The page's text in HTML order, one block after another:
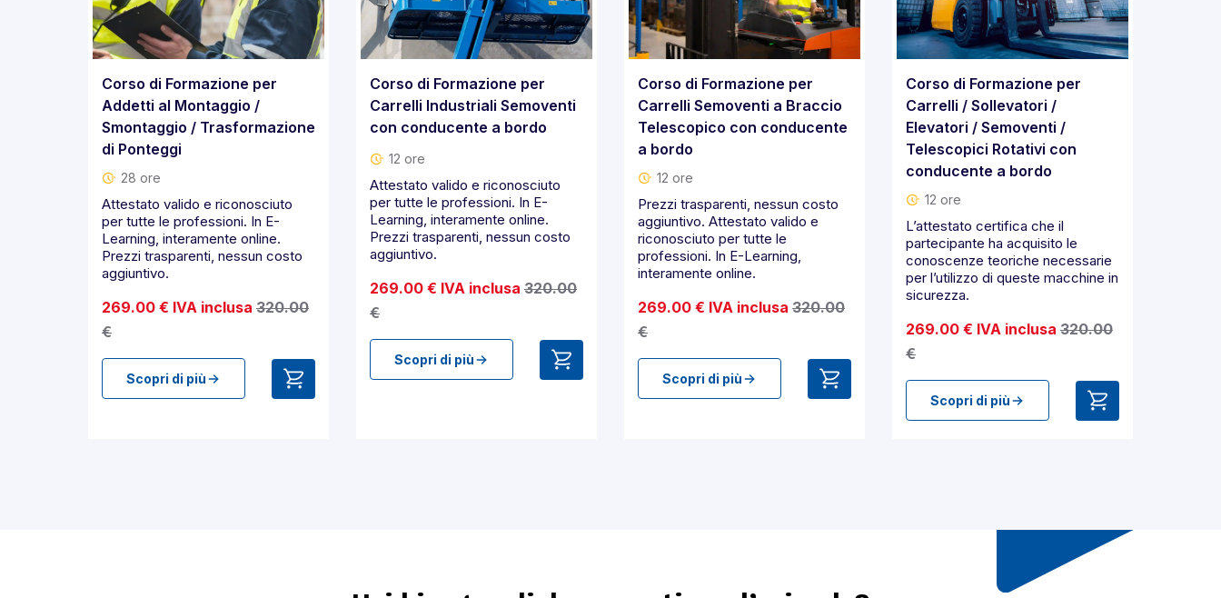
Corso di Formazione per
Addetti al Montaggio /
Smontaggio / Trasformazione
di Ponteggi
28 ore
Attestato valido e riconosciuto
per tutte le professioni. In E-
Learning, interamente online.
Prezzi trasparenti, nessun costo
aggiuntivo.
269.00 € IVA inclusa 320.00
€
Scopri di più
Corso di Formazione per
Carrelli Industriali Semoventi
con conducente a bordo
12 ore
Attestato valido e riconosciuto
per tutte le professioni. In E-
Learning, interamente online.
Prezzi trasparenti, nessun costo
aggiuntivo.
269.00 € IVA inclusa 320.00
€
Scopri di più
Corso di Formazione per
Carrelli Semoventi a Braccio
Telescopico con conducente
a bordo
12 ore
Prezzi trasparenti, nessun costo
aggiuntivo. Attestato valido e
riconosciuto per tutte le
professioni. In E-Learning,
interamente online.
269.00 € IVA inclusa 320.00
€
Scopri di più
Corso di Formazione per
Carrelli / Sollevatori /
Elevatori / Semoventi /
Telescopici Rotativi con
conducente a bordo
12 ore
L’attestato certifica che il
partecipante ha acquisito le
conoscenze teoriche necessarie
per l’utilizzo di queste macchine in
sicurezza.
269.00 € IVA inclusa 320.00
€
Scopri di più